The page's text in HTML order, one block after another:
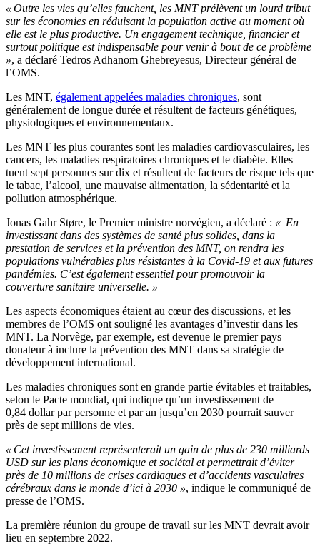
« Outre les vies qu’elles fauchent, les MNT prélèvent un lourd tribut
sur les économies en réduisant la population active au moment où
elle est le plus productive. Un engagement technique, financier et
surtout politique est indispensable pour venir à bout de ce problème
», a déclaré Tedros Adhanom Ghebreyesus, Directeur général de
l’OMS.
Les MNT, également appelées maladies chroniques, sont
généralement de longue durée et résultent de facteurs génétiques,
physiologiques et environnementaux.
Les MNT les plus courantes sont les maladies cardiovasculaires, les
cancers, les maladies respiratoires chroniques et le diabète. Elles
tuent sept personnes sur dix et résultent de facteurs de risque tels que
le tabac, l’alcool, une mauvaise alimentation, la sédentarité et la
pollution atmosphérique.
Jonas Gahr Støre, le Premier ministre norvégien, a déclaré : « En
investissant dans des systèmes de santé plus solides, dans la
prestation de services et la prévention des MNT, on rendra les
populations vulnérables plus résistantes à la Covid-19 et aux futures
pandémies. C’est également essentiel pour promouvoir la
couverture sanitaire universelle. »
Les aspects économiques étaient au cœur des discussions, et les
membres de l’OMS ont souligné les avantages d’investir dans les
MNT. La Norvège, par exemple, est devenue le premier pays
donateur à inclure la prévention des MNT dans sa stratégie de
développement international.
Les maladies chroniques sont en grande partie évitables et traitables,
selon le Pacte mondial, qui indique qu’un investissement de
0,84 dollar par personne et par an jusqu’en 2030 pourrait sauver
près de sept millions de vies.
« Cet investissement représenterait un gain de plus de 230 milliards
USD sur les plans économique et sociétal et permettrait d’éviter
près de 10 millions de crises cardiaques et d’accidents vasculaires
cérébraux dans le monde d’ici à 2030 », indique le communiqué de
presse de l’OMS.
La première réunion du groupe de travail sur les MNT devrait avoir
lieu en septembre 2022.